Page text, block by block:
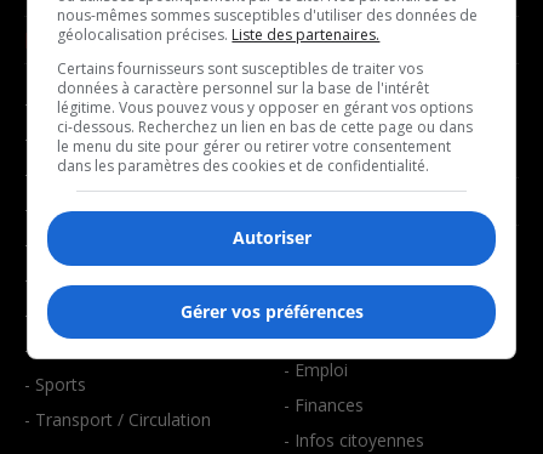
NOUVELLES
- Affaires municipales
- Communauté / Social
- Culture
- Économie
- Éducation
- Environnement
- Faits divers
- Santé et bien-être
- Sports
- Transport / Circulation
MUSIQUE
- Décompte franco
- Joué récemment
BALADOS
- Affaires
- Art de vivre
- Bien-être
- Emploi
- Finances
- Infos citoyennes
nous-mêmes sommes susceptibles d'utiliser des données de
géolocalisation précises. Liste des partenaires.
Certains fournisseurs sont susceptibles de traiter vos
données à caractère personnel sur la base de l'intérêt
légitime. Vous pouvez vous y opposer en gérant vos options
ci-dessous. Recherchez un lien en bas de cette page ou dans
le menu du site pour gérer ou retirer votre consentement
dans les paramètres des cookies et de confidentialité.
Autoriser
Gérer vos préférences